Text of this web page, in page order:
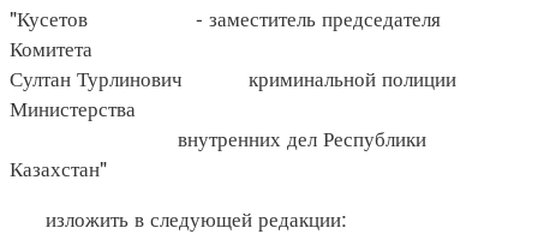
"Кусетов - заместитель председателя
Комитета
Султан Турлинович криминальной полиции
Министерства
внутренних дел Республики
Казахстан"
изложить в следующей редакции: